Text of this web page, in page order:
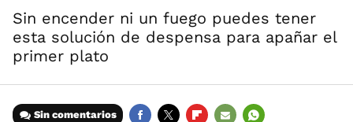
Sin encender ni un fuego puedes tener
esta solución de despensa para apañar el
primer plato
Sin comentarios